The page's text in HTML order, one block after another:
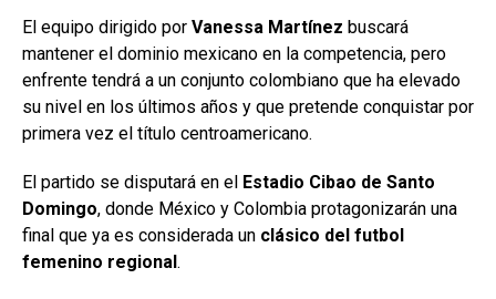
El equipo dirigido por Vanessa Martínez buscará
mantener el dominio mexicano en la competencia, pero
enfrente tendrá a un conjunto colombiano que ha elevado
su nivel en los últimos años y que pretende conquistar por
primera vez el título centroamericano.
El partido se disputará en el Estadio Cibao de Santo
Domingo, donde México y Colombia protagonizarán una
final que ya es considerada un clásico del futbol
femenino regional .